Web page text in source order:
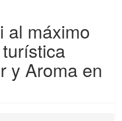
al máximo
y Aroma en